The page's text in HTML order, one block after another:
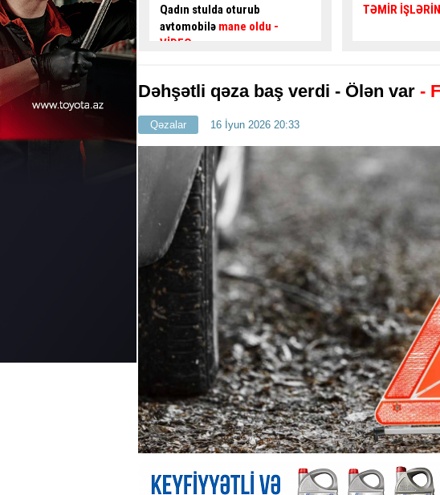
oturub
mane oldu-
TƏMİR İŞLƏRİNƏ BAŞLANILIR
edən gənc
Dəhşətli qəza baş verdi - Ölən var -
Qəzalar 16 İyun 2026 20:33